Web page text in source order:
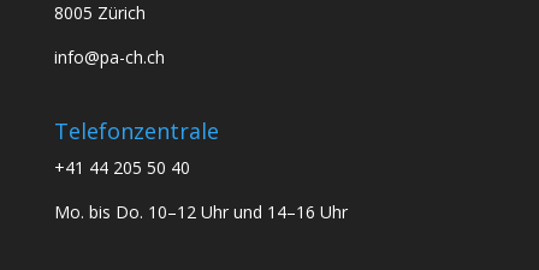
8005 Zürich
info@pa-ch.ch
Telefonzentrale
+41 44 205 50 40
Mo. bis Do. 10–12 Uhr und 14–16 Uhr